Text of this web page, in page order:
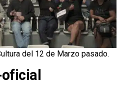
del 12 de Marzo pasado.